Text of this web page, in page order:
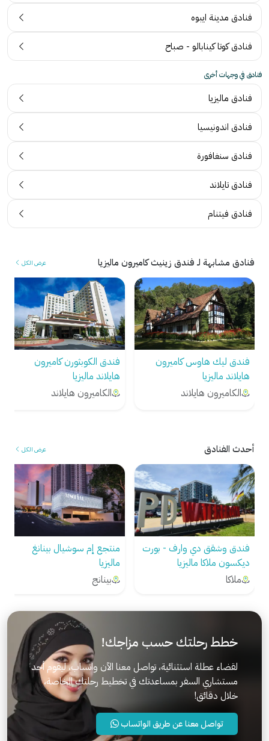
فنادق مدينة ايبوه
فنادق كوتا كينابالو - صباح
فنادق في وجهات أخرى
فنادق ماليزيا
فنادق اندونيسيا
فنادق سنغافورة
فنادق تايلاند
فنادق فيتنام
فنادق مشابهة لـ فندق زينيث كاميرون ماليزيا عرض الكل
فندق الكوبثورن كاميرون
هايلاند ماليزيا
الكاميرون هايلاند
فندق ستروبري بارك كاميرون
هايلاند ماليزيا
الكاميرون هايلاند
أحدث الفنادق عرض الكل
فندق وشقق دي وارف - بورت
ديكسون ملاكا ماليزيا
ملاكا
منتجع إم سوشيال بينانغ
ماليزيا
بينانج
خطط رحلتك حسب مزاجك!
لقضاء عطلة استثنائية، تواصل معنا الآن واتساب، ليقوم أحد
مستشاري السفر بمساعدتك في تخطيط رحلتك الخاصة،
خلال دقائق!
تواصل معنا عن طريق الواتساب